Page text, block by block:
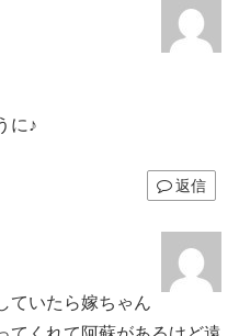
に♪
返信
ていたら嫁ちゃん